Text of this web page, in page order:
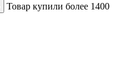
Товар купили более 1400